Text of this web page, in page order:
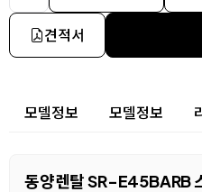
견적서
상세 정보
모델정보 모델정보
동양렌탈 SR-E45BARB